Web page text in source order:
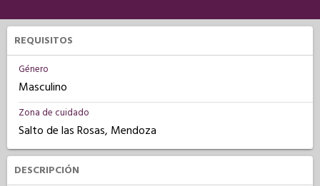
REQUISITOS
Género
Masculino
Zona de cuidado
Salto de las Rosas, Mendoza
DESCRIPCIÓN